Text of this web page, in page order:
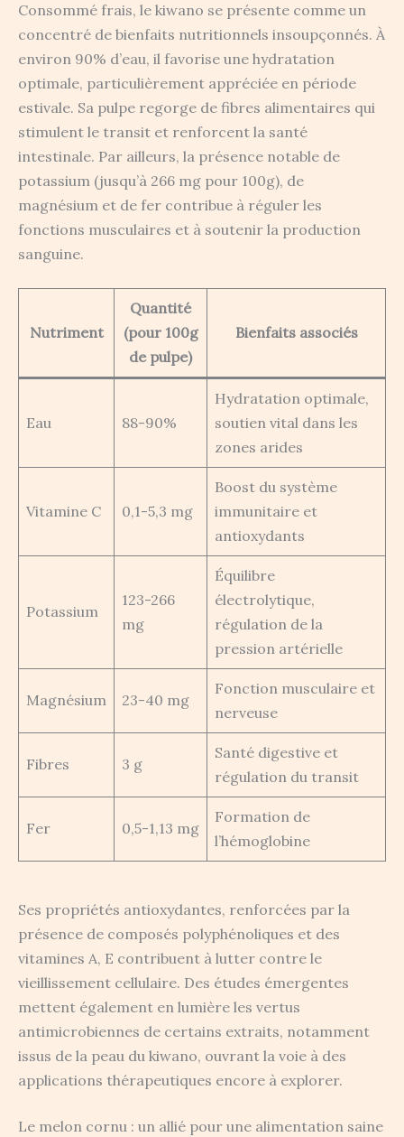
Consommé frais, le kiwano se présente comme un
concentré de bienfaits nutritionnels insoupçonnés. À
environ 90% d’eau, il favorise une hydratation
optimale, particulièrement appréciée en période
estivale. Sa pulpe regorge de fibres alimentaires qui
stimulent le transit et renforcent la santé
intestinale. Par ailleurs, la présence notable de
potassium (jusqu’à 266 mg pour 100g), de
magnésium et de fer contribue à réguler les
fonctions musculaires et à soutenir la production
sanguine.
Nutriment
Quantité
(pour 100g
de pulpe)
Bienfaits associés
Eau 88-90%
Hydratation optimale,
soutien vital dans les
zones arides
Vitamine C 0,1-5,3 mg
Boost du système
immunitaire et
antioxydants
Potassium
123-266
mg
Équilibre
électrolytique,
régulation de la
pression artérielle
Magnésium 23-40 mg
Fonction musculaire et
nerveuse
Fibres 3 g
Santé digestive et
régulation du transit
Fer 0,5-1,13 mg
Formation de
l’hémoglobine
Ses propriétés antioxydantes, renforcées par la
présence de composés polyphénoliques et des
vitamines A, E contribuent à lutter contre le
vieillissement cellulaire. Des études émergentes
mettent également en lumière les vertus
antimicrobiennes de certains extraits, notamment
issus de la peau du kiwano, ouvrant la voie à des
applications thérapeutiques encore à explorer.
Le melon cornu : un allié pour une alimentation saine